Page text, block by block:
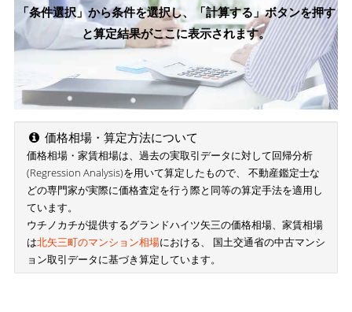
「条件選択」から条件を選択し、「計算する」ボタンを押す
と算定結果がここに表示されます。
価格相場・算定方法について
価格相場・家賃相場は、過去の実取引データに対して回帰分析
(Regression Analysis)を用いて算定したもので、 不動産鑑定士な
どの専門家が実際に価格査定を行う際と同等の算定手法を適用し
ています。
ウチノカチが提供するグランドハイツ矢三の価格相場、家賃相場
は北矢三町のマンション相場における、 国土交通省の中古マンシ
ョン取引データに基づき算定しています。